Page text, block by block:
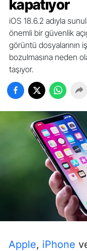
kapatıyor
iOS 18.6.2 adıyla
önemli bir güvenlik
görüntü dosyalarının
bozulmasına neden
taşıyor.
Apple, iPhone